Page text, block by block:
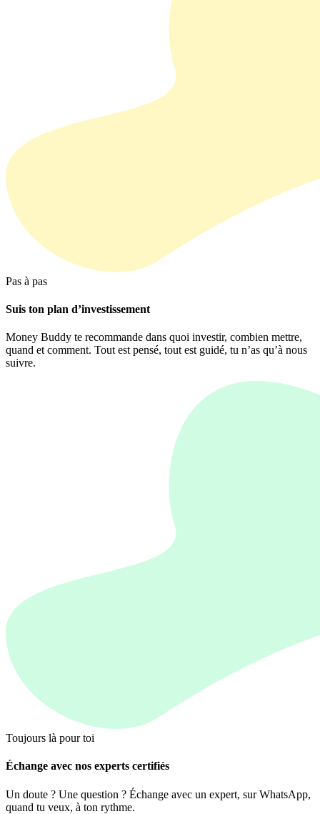
Pas à pas
Suis ton plan d’investissement
Money Buddy te recommande dans quoi investir, combien mettre,
quand et comment. Tout est pensé, tout est guidé, tu n’as qu’à nous
suivre.
Toujours là pour toi
Échange avec nos experts certifiés
Un doute ? Une question ? Échange avec un expert, sur WhatsApp,
quand tu veux, à ton rythme.